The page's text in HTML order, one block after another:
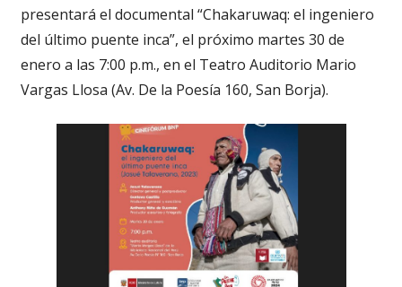
presentará el documental “Chakaruwaq: el ingeniero
del último puente inca”, el próximo martes 30 de
enero a las 7:00 p.m., en el Teatro Auditorio Mario
Vargas Llosa (Av. De la Poesía 160, San Borja).